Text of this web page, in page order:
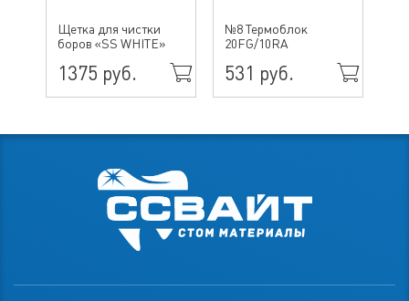
Щетка для чистки
боров «SS WHITE»
1375 руб.
№8 Термоблок
20FG/10RA
531 руб.